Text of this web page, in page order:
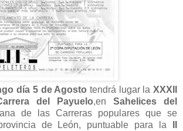
día 5 de Agosto tendrá lugar laXXXII
del Payuelo,en Sahelices del
de las Carreras populares que se
de León, puntuable para la